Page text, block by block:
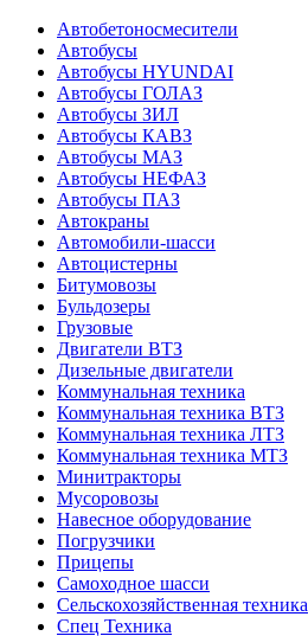
Автобетоносмесители
Автобусы
Автобусы HYUNDAI
Автобусы ГОЛАЗ
Автобусы ЗИЛ
Автобусы КАВЗ
Автобусы МАЗ
Автобусы НЕФАЗ
Автобусы ПАЗ
Автокраны
Автомобили-шасси
Автоцистерны
Битумовозы
Бульдозеры
Грузовые
Двигатели ВТЗ
Дизельные двигатели
Коммунальная техника
Коммунальная техника ВТЗ
Коммунальная техника ЛТЗ
Коммунальная техника МТЗ
Минитракторы
Мусоровозы
Навесное оборудование
Погрузчики
Прицепы
Самоходное шасси
Сельскохозяйственная техника
Спец Техника